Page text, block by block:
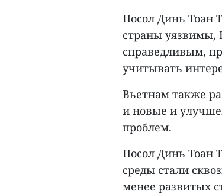
Посол Динь Тоан
страны уязвимы,
справедливым,
учитывать
Вьетнам также
и новые и
проблем.
Посол Динь Тоан
среды стали
менее развитых